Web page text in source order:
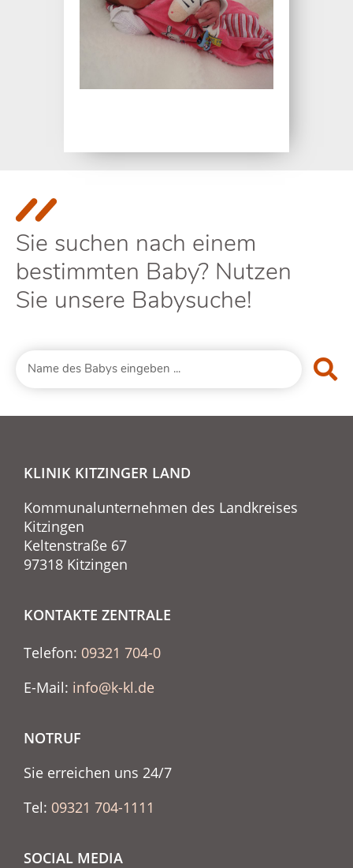
Sie suchen nach einem
bestimmten Baby? Nutzen
Sie unsere Babysuche!
KLINIK KITZINGER LAND
Kommunalunternehmen des Landkreises
Kitzingen
Keltenstraße 67
97318 Kitzingen
KONTAKTE ZENTRALE
Telefon: 09321 704-0
E-Mail: info@k-kl.de
NOTRUF
Sie erreichen uns 24/7
Tel: 09321 704-1111
SOCIAL MEDIA